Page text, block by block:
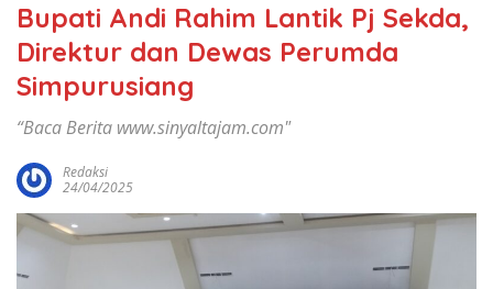
Bupati Andi Rahim Lantik Pj Sekda,
Direktur dan Dewas Perumda
Simpurusiang
“Baca Berita www.sinyaltajam.com"
Redaksi
24/04/2025